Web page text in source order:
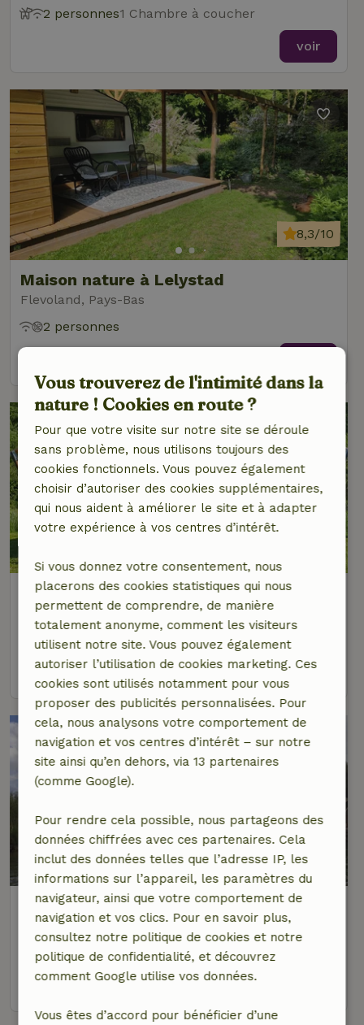
2 personnes1 Chambre à coucher
voir
Maison nature à Lelystad
Flevoland, Pays-Bas
8,3/10
2 personnes
Maison nature à Zeewolde
Flevoland, Pays-Bas
6 personnes2 Chambres à coucher
voir
Maison nature à Biddinghuizen
Flevoland, Pays-Bas
9,3/10
10 personnes3 Chambres à coucher
Vous trouverez de l'intimité dans la
nature ! Cookies en route ?
Pour que votre visite sur notre site se déroule
sans problème, nous utilisons toujours des
cookies fonctionnels. Vous pouvez également
choisir d’autoriser des cookies supplémentaires,
qui nous aident à améliorer le site et à adapter
votre expérience à vos centres d’intérêt.
Si vous donnez votre consentement, nous
placerons des cookies statistiques qui nous
permettent de comprendre, de manière
totalement anonyme, comment les visiteurs
utilisent notre site. Vous pouvez également
autoriser l’utilisation de cookies marketing. Ces
cookies sont utilisés notamment pour vous
proposer des publicités personnalisées. Pour
cela, nous analysons votre comportement de
navigation et vos centres d’intérêt – sur notre
site ainsi qu’en dehors, via 13 partenaires
(comme Google).
Pour rendre cela possible, nous partageons des
données chiffrées avec ces partenaires. Cela
inclut des données telles que l’adresse IP, les
informations sur l’appareil, les paramètres du
navigateur, ainsi que votre comportement de
navigation et vos clics. Pour en savoir plus,
consultez notre politique de cookies et notre
politique de confidentialité, et découvrez
comment Google utilise vos données.
Vous êtes d’accord pour bénéficier d’une